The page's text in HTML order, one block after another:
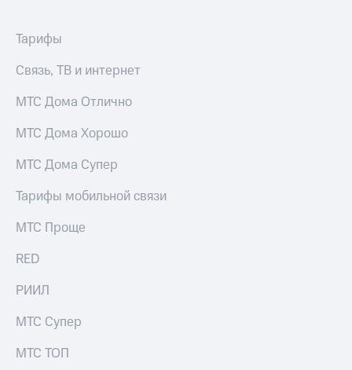
Тарифы
Связь, ТВ и интернет
МТС Дома Отлично
МТС Дома Хорошо
МТС Дома Супер
Тарифы мобильной связи
МТС Проще
RED
РИИЛ
МТС Супер
МТС ТОП